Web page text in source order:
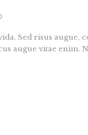
Sed risus augue,
augue vitae enim.